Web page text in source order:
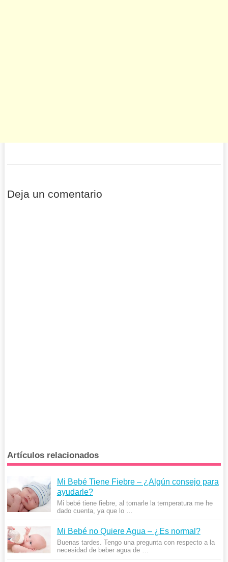
Deja un comentario
Artículos relacionados
Mi Bebé Tiene Fiebre – ¿Algún consejo para
ayudarle?
Mi bebé tiene fiebre, al tomarle la temperatura me he
dado cuenta, ya que lo …
Mi Bebé no Quiere Agua – ¿Es normal?
Buenas tardes. Tengo una pregunta con respecto a la
necesidad de beber agua de …